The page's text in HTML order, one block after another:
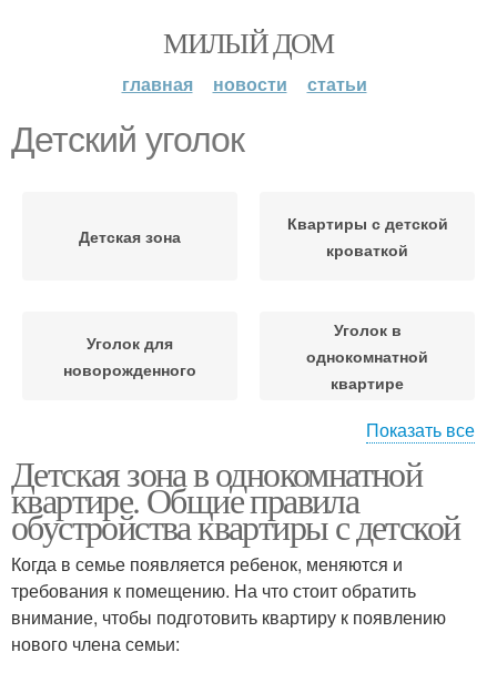
МИЛЫЙ ДОМ
главная новости статьи
Детский уголок
Детская зона
Квартиры с детской
кроваткой
Уголок для
новорожденного
Уголок в
однокомнатной
квартире
Уголок для малышей Уголки для ребенка
Детская комната Уголок в квартире
Показать все
Детская зона в однокомнатной
квартире. Общие правила
обустройства квартиры с детской
Когда в семье появляется ребенок, меняются и
требования к помещению. На что стоит обратить
внимание, чтобы подготовить квартиру к появлению
нового члена семьи: